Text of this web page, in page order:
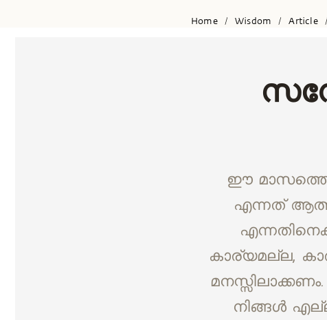
Home / Wisdom / Article /
ഈ മാസത്തെ
എന്നത്
കാര്യമല്ല,
നിങ്ങൾ